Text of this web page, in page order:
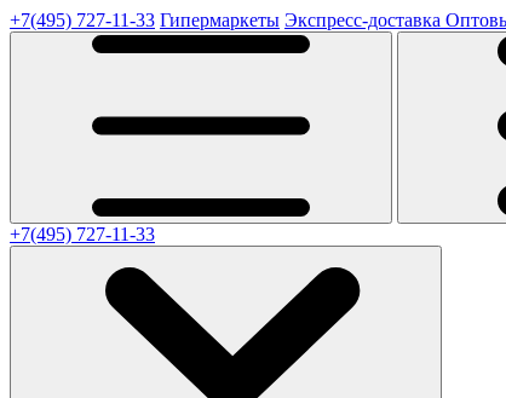
+7(495) 727-11-33 Гипермаркеты Экспресс-доставка
+7(495) 727-11-33